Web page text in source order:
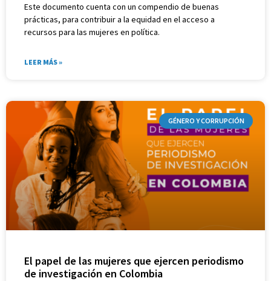
Este documento cuenta con un compendio de buenas
prácticas, para contribuir a la equidad en el acceso a
recursos para las mujeres en política.
LEER MÁS »
GÉNERO Y CORRUPCIÓN
El papel de las mujeres que ejercen periodismo
de investigación en Colombia